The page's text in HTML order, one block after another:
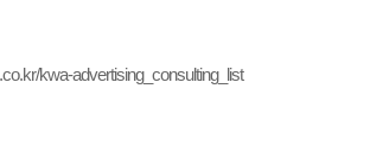
kwa-advertising_consulting_list